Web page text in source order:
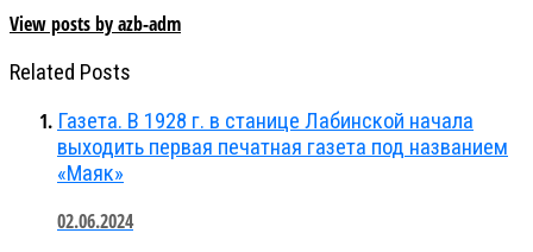
View posts by azb-adm
Related Posts
Газета. В 1928 г. в станице Лабинской начала
выходить первая печатная газета под названием
«Маяк»
02.06.2024